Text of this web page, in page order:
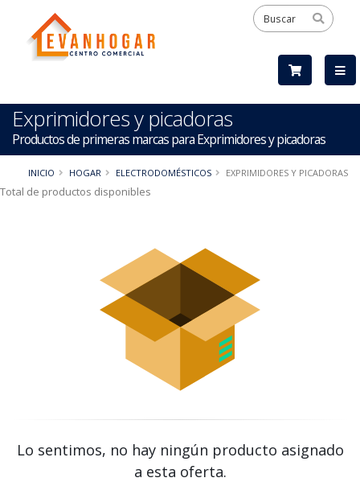
Exprimidores y picadoras
Productos de primeras marcas para Exprimidores y picadoras
INICIO HOGAR ELECTRODOMÉSTICOS EXPRIMIDORES Y PICADORAS
Total de productos disponibles
Lo sentimos, no hay ningún producto asignado
a esta oferta.